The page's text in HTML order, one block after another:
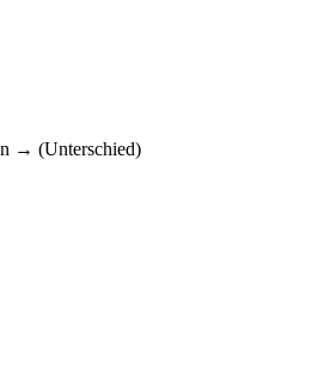
→ (Unterschied)